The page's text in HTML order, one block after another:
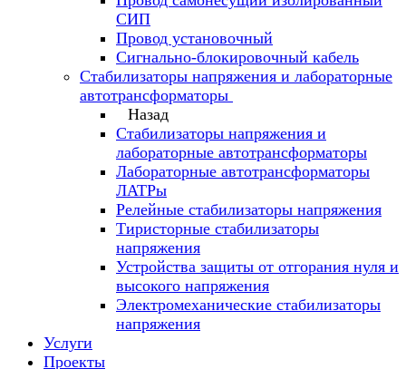
СИП
Провод установочный
Сигнально-блокировочный кабель
Стабилизаторы напряжения и лабораторные
автотрансформаторы
Назад
Стабилизаторы напряжения и
лабораторные автотрансформаторы
Лабораторные автотрансформаторы
ЛАТРы
Релейные стабилизаторы напряжения
Тиристорные стабилизаторы
напряжения
Устройства защиты от отгорания нуля и
высокого напряжения
Электромеханические стабилизаторы
напряжения
Услуги
Проекты